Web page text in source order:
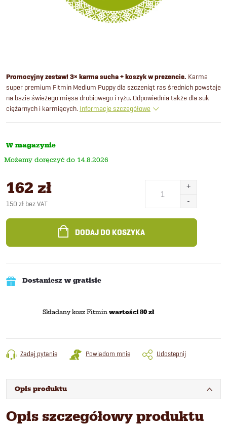
Promocyjny zestaw! 3× karma sucha + koszyk w prezencie. Karma
super premium Fitmin Medium Puppy dla szczeniąt ras średnich powstaje
na bazie świeżego mięsa drobiowego i ryżu. Odpowiednia także dla suk
ciężarnych i karmiących. Informacje szczegółowe
W magazynie
14.8.2026
162 zł
150 zł bez VAT
jednostkowa:
DODAJ DO KOSZYKA
Dostaniesz w gratisie
Składany kosz Fitmin wartości 80 zł
Zadaj pytanie Powiadom mnie Udostępnij
Opis produktu
Opis szczegółowy produktu